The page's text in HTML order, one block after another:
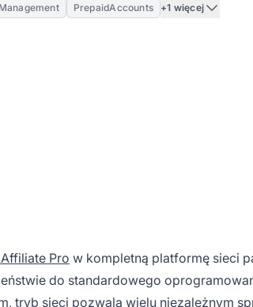
PrepaidAccounts +1 więcej
Pro w kompletną platformę sieci
do standardowego
tryb sieci pozwala wielu niezależnym